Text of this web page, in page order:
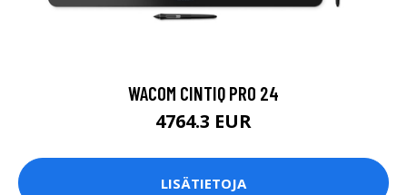
WACOM CINTIQ PRO 24
4764.3 EUR
LISÄTIETOJA